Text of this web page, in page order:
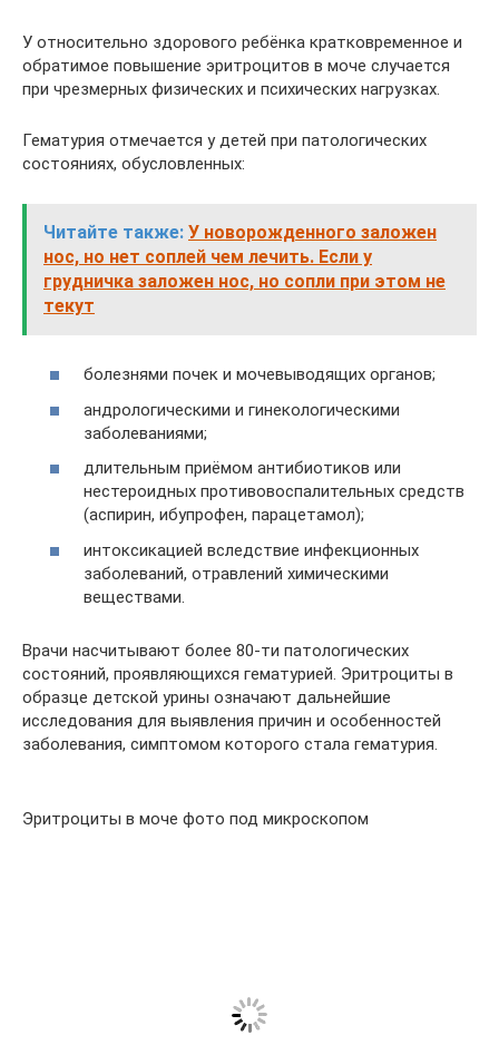
У относительно здорового ребёнка кратковременное и
обратимое повышение эритроцитов в моче случается
при чрезмерных физических и психических нагрузках.
Гематурия отмечается у детей при патологических
состояниях, обусловленных:
Читайте также: У новорожденного заложен
нос, но нет соплей чем лечить. Если у
грудничка заложен нос, но сопли при этом не
текут
болезнями почек и мочевыводящих органов;
андрологическими и гинекологическими
заболеваниями;
длительным приёмом антибиотиков или
нестероидных противовоспалительных средств
(аспирин, ибупрофен, парацетамол);
интоксикацией вследствие инфекционных
заболеваний, отравлений химическими
веществами.
Врачи насчитывают более 80-ти патологических
состояний, проявляющихся гематурией. Эритроциты в
образце детской урины означают дальнейшие
исследования для выявления причин и особенностей
заболевания, симптомом которого стала гематурия.
Эритроциты в моче фото под микроскопом